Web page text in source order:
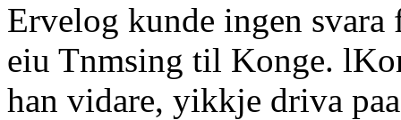
Ervelog kunde ingen
eiu Tnmsing til Konge.
han vidare, yikkje driva